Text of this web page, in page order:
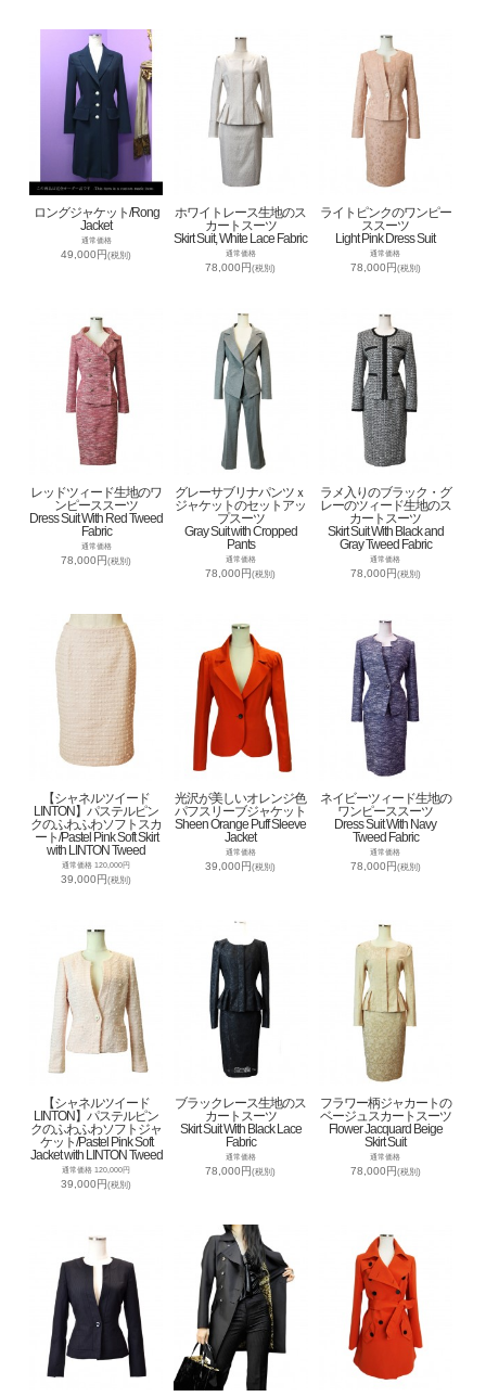
ロングジャケット/Rong
Jacket
通常価格
49,000円(税別)
ホワイトレース生地のス
カートスーツ
Skirt Suit, White Lace Fabric
通常価格
78,000円(税別)
ライトピンクのワンピー
ススーツ
Light Pink Dress Suit
通常価格
78,000円(税別)
レッドツィード生地のワ
ンピーススーツ
Dress Suit With Red Tweed
Fabric
通常価格
78,000円(税別)
グレーサブリナパンツｘ
ジャケットのセットアッ
プスーツ
Gray Suit with Cropped
Pants
通常価格
78,000円(税別)
ラメ入りのブラック・グ
レーのツィード生地のス
カートスーツ
Skirt Suit With Black and
Gray Tweed Fabric
通常価格
78,000円(税別)
【シャネルツイード
LINTON】パステルピン
クのふわふわソフトスカ
ート/Pastel Pink Soft Skirt
with LINTON Tweed
通常価格 120,000円
39,000円(税別)
光沢が美しいオレンジ色
パフスリーブジャケット
Sheen Orange Puff Sleeve
Jacket
通常価格
39,000円(税別)
ネイビーツィード生地の
ワンピーススーツ
Dress Suit With Navy
Tweed Fabric
通常価格
78,000円(税別)
【シャネルツイード
LINTON】パステルピン
クのふわふわソフトジャ
ケット/Pastel Pink Soft
Jacket with LINTON Tweed
通常価格 120,000円
39,000円(税別)
ブラックレース生地のス
カートスーツ
Skirt Suit With Black Lace
Fabric
通常価格
78,000円(税別)
フラワー柄ジャカートの
ベージュスカートスーツ
Flower Jacquard Beige
Skirt Suit
通常価格
78,000円(税別)